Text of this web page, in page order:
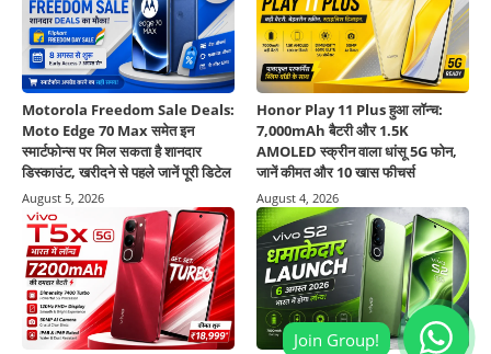
Motorola Freedom Sale Deals:
Moto Edge 70 Max समेत इन
स्मार्टफोन्स पर मिल सकता है शानदार
डिस्काउंट, खरीदने से पहले जानें पूरी डिटेल
August 5, 2026
Honor Play 11 Plus हुआ लॉन्च:
7,000mAh बैटरी और 1.5K
AMOLED स्क्रीन वाला धांसू 5G फोन,
जानें कीमत और 10 खास फीचर्स
August 4, 2026